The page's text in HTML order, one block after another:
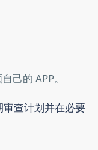
己的 APP。
查计划并在必要